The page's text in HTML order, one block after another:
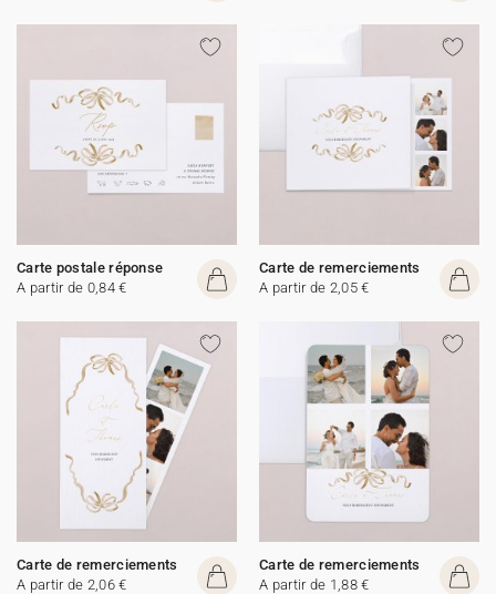
Carte postale réponse
A partir de 0,84 €
Carte de remerciements
A partir de 2,05 €
Carte de remerciements
A partir de 2,06 €
Carte de remerciements
A partir de 1,88 €